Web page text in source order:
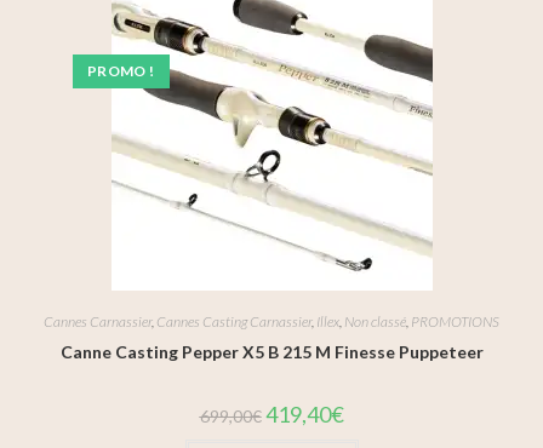
PROMO !
Cannes Carnassier, Cannes Casting Carnassier, Illex Non classé PROMOTIONS
Canne Casting Pepper X5 B 215 M Finesse Puppeteer
699,00€ 419,40€